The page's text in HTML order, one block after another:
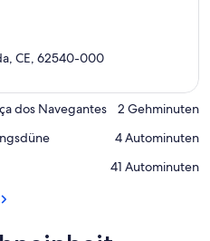
CE, 62540-000
dos Navegantes
‪2 Gehminuten‬
‪4 Autominuten‬
‪41 Autominuten‬